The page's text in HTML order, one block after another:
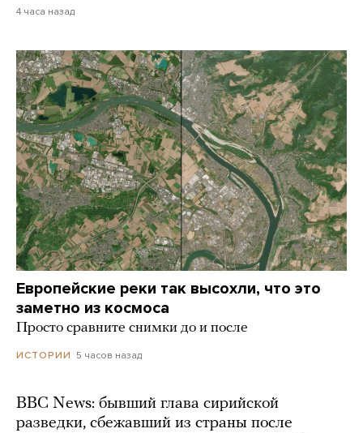
4 часа назад
Европейские реки так высохли, что это
заметно из космоса
Просто сравните снимки до и после
ИСТОРИИ 5 часов назад
BBC News: бывший глава сирийской
разведки, сбежавший из страны после